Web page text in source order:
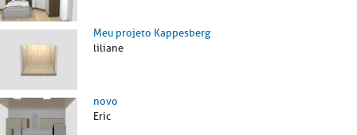
Meu projeto Kappesberg
liliane
novo
Eric